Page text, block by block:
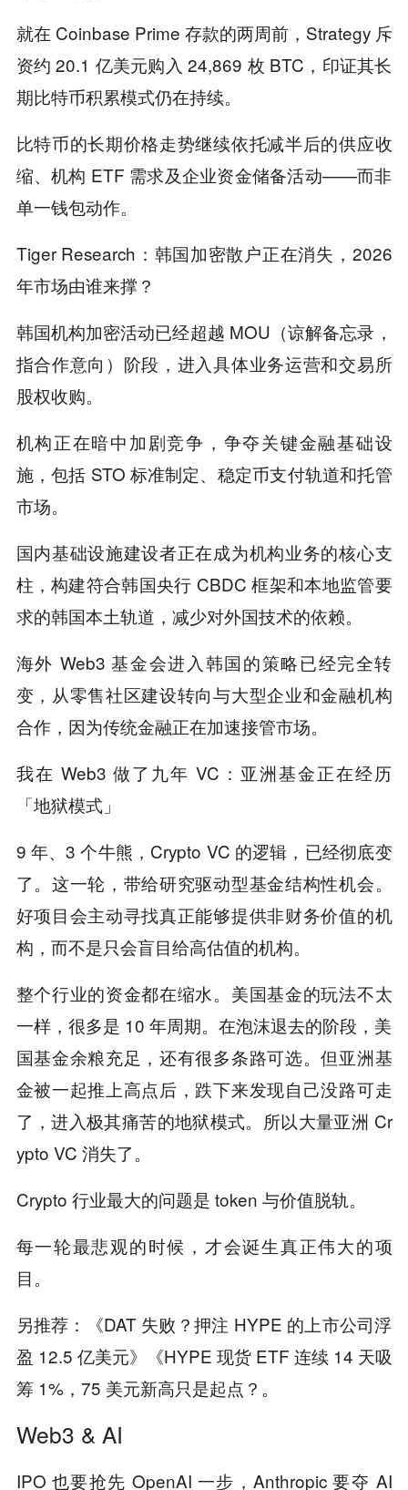
就在 Coinbase Prime 存款的两周前，Strategy 斥
资约 20.1 亿美元购入 24,869 枚 BTC，印证其长
期比特币积累模式仍在持续。
比特币的长期价格走势继续依托减半后的供应收
缩、机构 ETF 需求及企业资金储备活动——而非
单一钱包动作。
Tiger Research：韩国加密散户正在消失，2026
年市场由谁来撑？
韩国机构加密活动已经超越 MOU（谅解备忘录，
指合作意向）阶段，进入具体业务运营和交易所
股权收购。
机构正在暗中加剧竞争，争夺关键金融基础设
施，包括 STO 标准制定、稳定币支付轨道和托管
市场。
国内基础设施建设者正在成为机构业务的核心支
柱，构建符合韩国央行 CBDC 框架和本地监管要
求的韩国本土轨道，减少对外国技术的依赖。
海外 Web3 基金会进入韩国的策略已经完全转
变，从零售社区建设转向与大型企业和金融机构
合作，因为传统金融正在加速接管市场。
我在 Web3 做了九年 VC：亚洲基金正在经历
「地狱模式」
9 年、3 个牛熊，Crypto VC 的逻辑，已经彻底变
了。这一轮，带给研究驱动型基金结构性机会。
好项目会主动寻找真正能够提供非财务价值的机
构，而不是只会盲目给高估值的机构。
整个行业的资金都在缩水。美国基金的玩法不太
一样，很多是 10 年周期。在泡沫退去的阶段，美
国基金余粮充足，还有很多条路可选。但亚洲基
金被一起推上高点后，跌下来发现自己没路可走
了，进入极其痛苦的地狱模式。所以大量亚洲 Cr
ypto VC 消失了。
Crypto 行业最大的问题是 token 与价值脱轨。
每一轮最悲观的时候，才会诞生真正伟大的项
目。
另推荐：《DAT 失败？押注 HYPE 的上市公司浮
盈 12.5 亿美元》《HYPE 现货 ETF 连续 14 天吸
筹 1%，75 美元新高只是起点？。
Web3 & AI
IPO 也要抢先 OpenAI 一步，Anthropic 要夺 AI